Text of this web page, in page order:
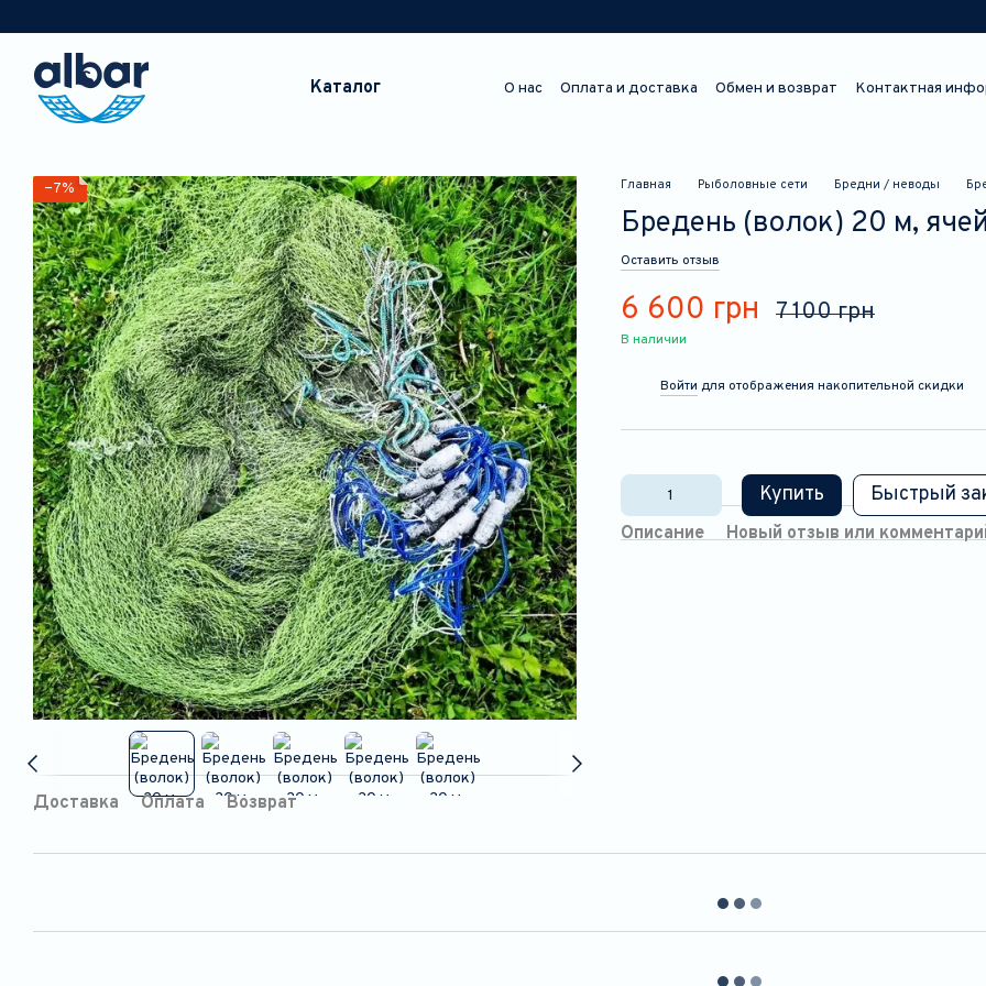
Каталог О нас Оплата и доставка Обмен и возврат Контактная
−7%
Доставка Оплата Возврат
Главная Рыболовные сети Бредни / неводы
Бредень (волок) 20 м,
Оставить отзыв
6 600 грн 7 100 грн
В наличии
Войти для отображения накопительной скидки
Купить Быстрый
Описание Новый отзыв или